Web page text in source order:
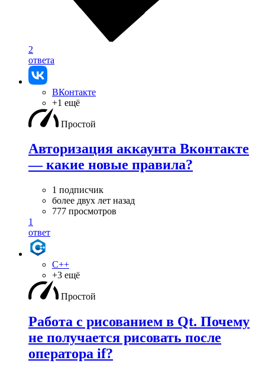
2
ответа
ВКонтакте
+1 ещё
Простой
Авторизация аккаунта Вконтакте
— какие новые правила?
1 подписчик
более двух лет назад
777 просмотров
1
ответ
C++
+3 ещё
Простой
Работа с рисованием в Qt. Почему
не получается рисовать после
оператора if?